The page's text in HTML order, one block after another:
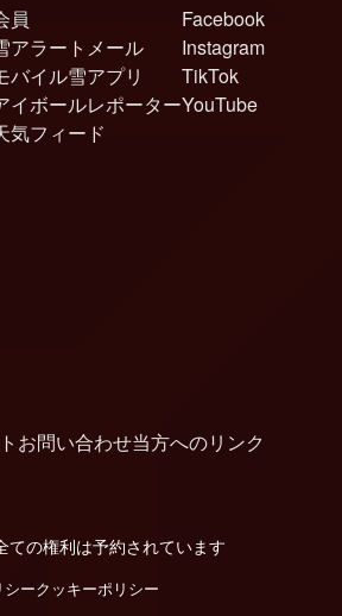
員
アラートメール
バイル雪アプリ
イボールレポーター
気フィード
Facebook
Instagram
TikTok
YouTube
お問い合わせ当方へのリンク
の権利は予約されています
ークッキーポリシー